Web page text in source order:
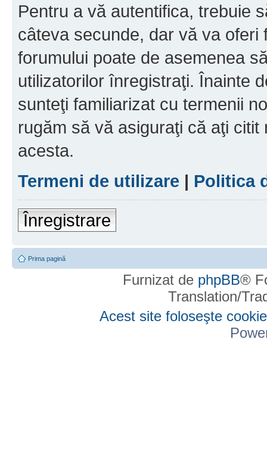
Pentru a vă autentifica, trebuie
câteva secunde, dar vă va oferi
forumului poate de asemenea
utilizatorilor înregistraţi. Înainte
sunteţi familiarizat cu termenii
rugăm să vă asiguraţi că aţi
acesta.
Termeni de utilizare | Politica
Înregistrare
Prima pagină
Furnizat de phpBB®
Translation/
Acest site foloseşte